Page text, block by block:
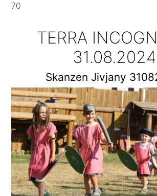
70
TERRA
31.08.2024
Skanzen Jivjany